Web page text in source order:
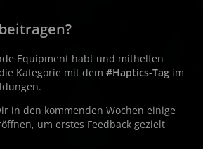
Equipment habt und mithelfen
Kategorie mit dem #Haptics-Tag im
in den kommenden Wochen einige
um erstes Feedback gezielt